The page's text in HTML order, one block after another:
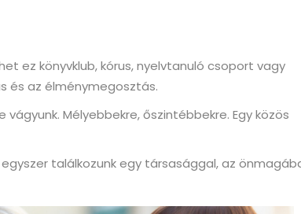
ez könyvklub, kórus, nyelvtanuló csoport vagy
és az élménymegosztás.
Mélyebbekre, őszintébbekre. Egy közös
találkozunk egy társasággal, az